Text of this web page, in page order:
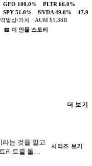
GEO 100.0% PLTR 66.0%
SPY 51.0% NVDA 49.0% 47.9
역발상/가치 · AUM $1.38B
📖 이 인물 스토리
더 보기
라는 것을 알고
리트를 돌아
의 세일즈맨.
시리즈 보기